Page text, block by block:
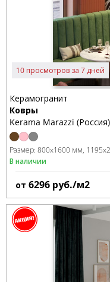
10 просмотров за 7 дней
Керамогранит
Ковры
Kerama Marazzi (Россия)
Размер: 800x1600 мм
В наличии
от 6296 руб./м2